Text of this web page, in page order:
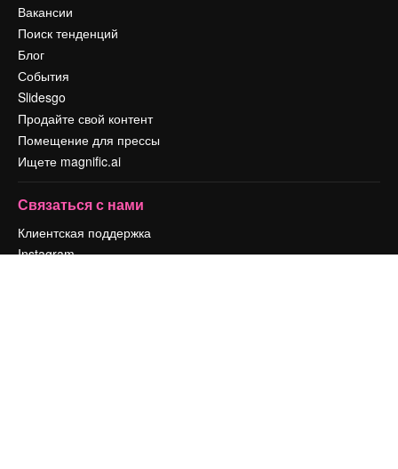
Вакансии
Поиск тенденций
Блог
События
Slidesgo
Продайте свой контент
Помещение для прессы
Ищете magnific.ai
Связаться с нами
Клиентская поддержка
Instagram